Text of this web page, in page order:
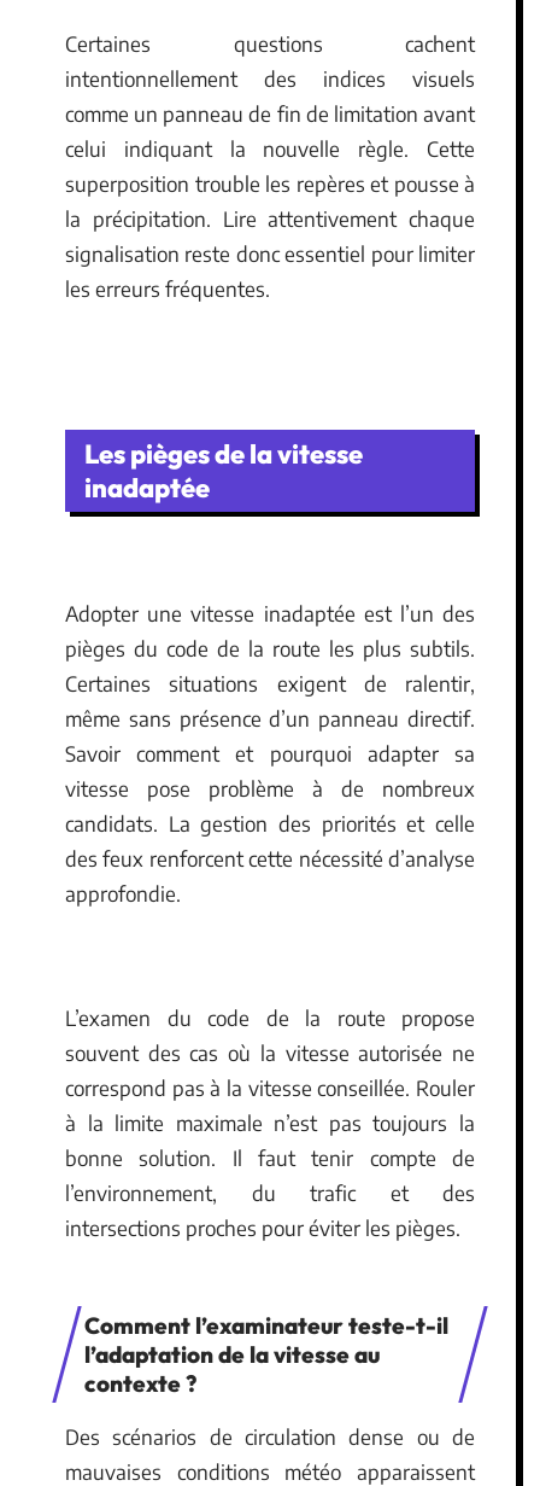
Certaines questions cachent
intentionnellement des indices visuels
comme un panneau de fin de limitation avant
celui indiquant la nouvelle règle. Cette
superposition trouble les repères et pousse à
la précipitation. Lire attentivement chaque
signalisation reste donc essentiel pour limiter
les erreurs fréquentes.
Les pièges de la vitesse
inadaptée
Adopter une vitesse inadaptée est l’un des
pièges du code de la route les plus subtils.
Certaines situations exigent de ralentir,
même sans présence d’un panneau directif.
Savoir comment et pourquoi adapter sa
vitesse pose problème à de nombreux
candidats. La gestion des priorités et celle
des feux renforcent cette nécessité d’analyse
approfondie.
L’examen du code de la route propose
souvent des cas où la vitesse autorisée ne
correspond pas à la vitesse conseillée. Rouler
à la limite maximale n’est pas toujours la
bonne solution. Il faut tenir compte de
l’environnement, du trafic et des
intersections proches pour éviter les pièges.
Comment l’examinateur teste-t-il
l’adaptation de la vitesse au
contexte ?
Des scénarios de circulation dense ou de
mauvaises conditions météo apparaissent